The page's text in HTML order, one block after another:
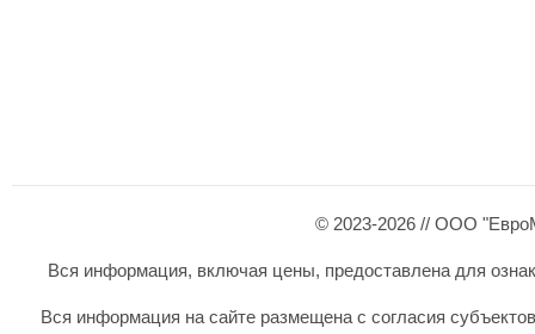
© 2023-2026 // ООО
Вся информация, включая цены, предоставлена для
Вся информация на сайте размещена с согласия